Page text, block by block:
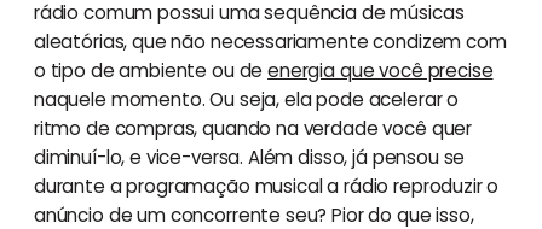
rádio comum possui uma sequência de músicas
aleatórias, que não necessariamente condizem com
o tipo de ambiente ou deenergia que você precise
naquele momento. Ou seja, ela pode acelerar o
ritmo de compras, quando na verdade você quer
diminuí-lo, e vice-versa. Além disso, já pensou se
durante a programação musical a rádio reproduzir o
anúncio de um concorrente seu? Pior do que isso,